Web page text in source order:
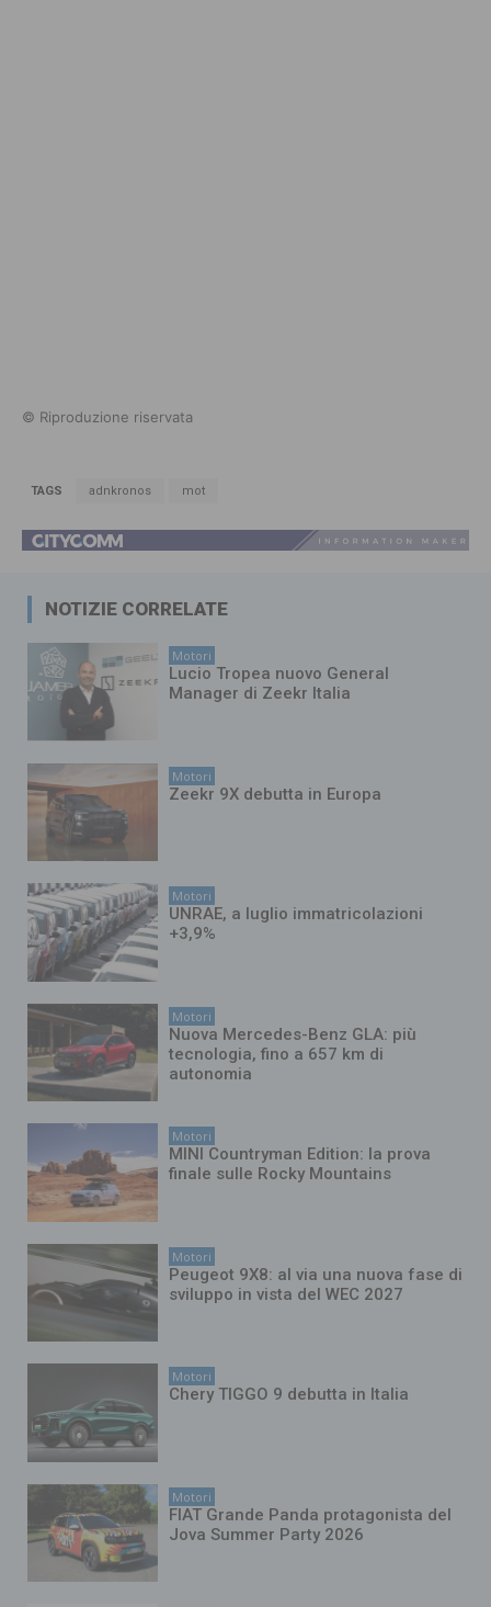
© Riproduzione riservata
TAGS adnkronos mot
NOTIZIE CORRELATE
Motori
Lucio Tropea nuovo General
Manager di Zeekr Italia
Motori
Zeekr 9X debutta in Europa
Motori
UNRAE, a luglio immatricolazioni
+3,9%
Motori
Nuova Mercedes-Benz GLA: più
tecnologia, fino a 657 km di
autonomia
Motori
MINI Countryman Edition: la prova
finale sulle Rocky Mountains
Motori
Peugeot 9X8: al via una nuova fase di
sviluppo in vista del WEC 2027
Motori
Chery TIGGO 9 debutta in Italia
Motori
FIAT Grande Panda protagonista del
Jova Summer Party 2026